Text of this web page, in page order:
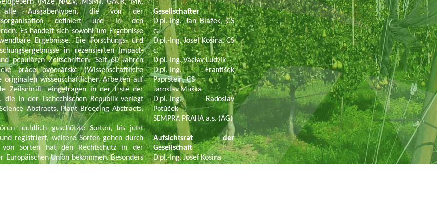
(MZe NAZV, MŠMT, GAČR, MK,
Ausgabentypen, die von der
definiert und in den
Es handelt sich sowohl um Ergebnisse
Ergebnisse. Die Forschungs- und
in rezensierten Impact-
populären Zeitschriften. Seit 60 Jahren
práce ovocnářské (Wissenschaftliche
wissenschaftlichen Arbeiten auf
Zeitschrift, eingetragen in der Liste der
die in der Tschechischen Republik verlegt
Abstracts, Plant Breeding Abstracts,
rechtlich geschützte Sorten, bis jetzt
registriert, weitere Sorten gehen durch
von Sorten hat den Rechtschutz in der
Europäischen Union bekommen. Besonders
auf dem Gebiet des Halbbetriebes und
der Forschung in die Praxis stellt die
– professionelle Obstzüchter übergeben
Gesellschafter
Dipl.-Ing. Jan Blažek, CS
c.
Dipl.-Ing. Josef Kosina, CS
c.
Dipl.-Ing. Václav Ludvík
Dipl.-Ing. František
Paprštein, CS
Jaroslav Muška
Dipl.-Ing. Radoslav
Potůček
SEMPRA PRAHA a.s. (AG)
Aufsichtsrat der
Gesellschaft
Dipl.-Ing. Josef Kosina